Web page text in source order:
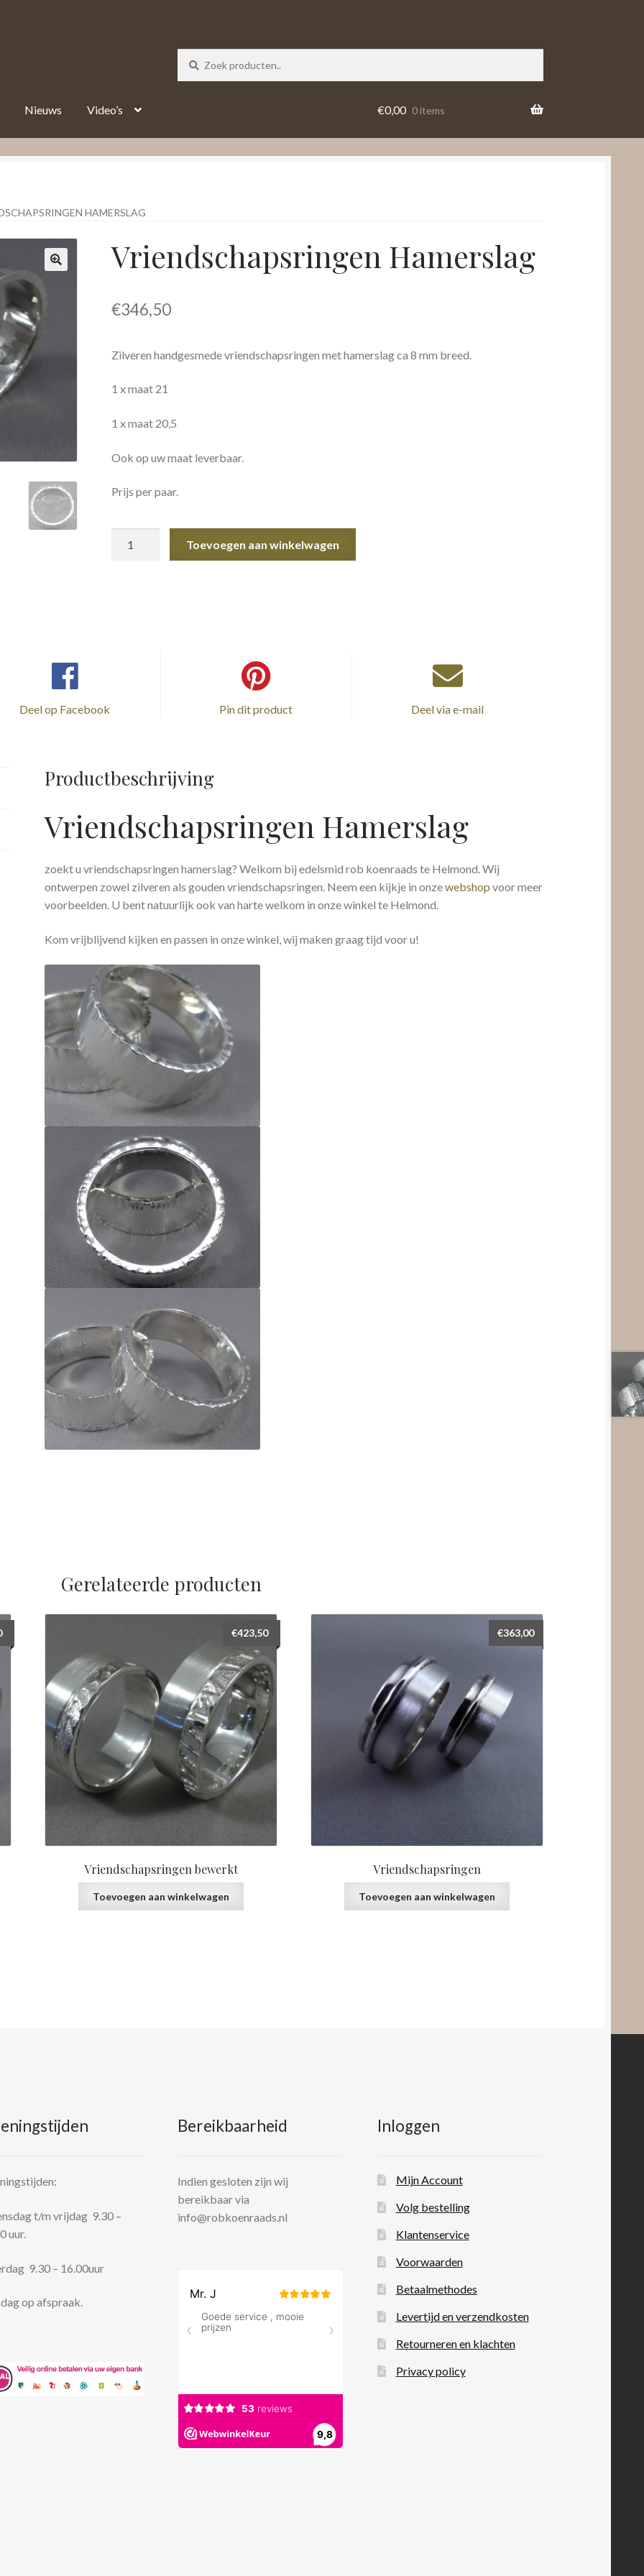
Nieuws Video’s €0,00 0 items
HAMERSLAG
Vriendschapsringen Hamerslag
€346,50
Zilveren handgesmede vriendschapsringen met hamerslag ca 8 mm breed.
1 x maat 21
1 x maat 20,5
Ook op uw maat leverbaar.
Prijs per paar.
Toevoegen aan winkelwagen
Deel op Facebook Pin dit product Deel via e-mail
Productbeschrijving
Vriendschapsringen Hamerslag
zoekt u vriendschapsringen hamerslag? Welkom bij edelsmid rob koenraads te Helmond. Wij
ontwerpen zowel zilveren als gouden vriendschapsringen. Neem een kijkje in onzewebshop voor meer
voorbeelden. U bent natuurlijk ook van harte welkom in onze winkel te Helmond.
Kom vrijblijvend kijken en passen in onze winkel, wij maken graag tijd voor u!
Gerelateerde producten
Vriendschapsringen bewerkt
€423,50
Toevoegen aan winkelwagen
Vriendschapsringen
€363,00
Toevoegen aan winkelwagen
t/m vrijdag 9.30 –
uur.
9.30 – 16.00uur
op afspraak.
Bereikbaarheid
Indien gesloten zijn wij
bereikbaar via
info@robkoenraads.nl
Inloggen
Mijn Account
Volg bestelling
Klantenservice
Voorwaarden
Betaalmethodes
Levertijd en verzendkosten
Retourneren en klachten
Privacy policy